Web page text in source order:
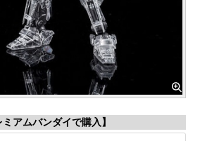
ミアムバンダイで購入】